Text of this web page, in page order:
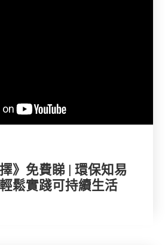
》免費睇 | 環保知易
鬆實踐可持續生活